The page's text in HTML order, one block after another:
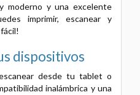
moderno y una excelente
imprimir, escanear y
dispositivos
desde tu tablet o
inalámbrica y una